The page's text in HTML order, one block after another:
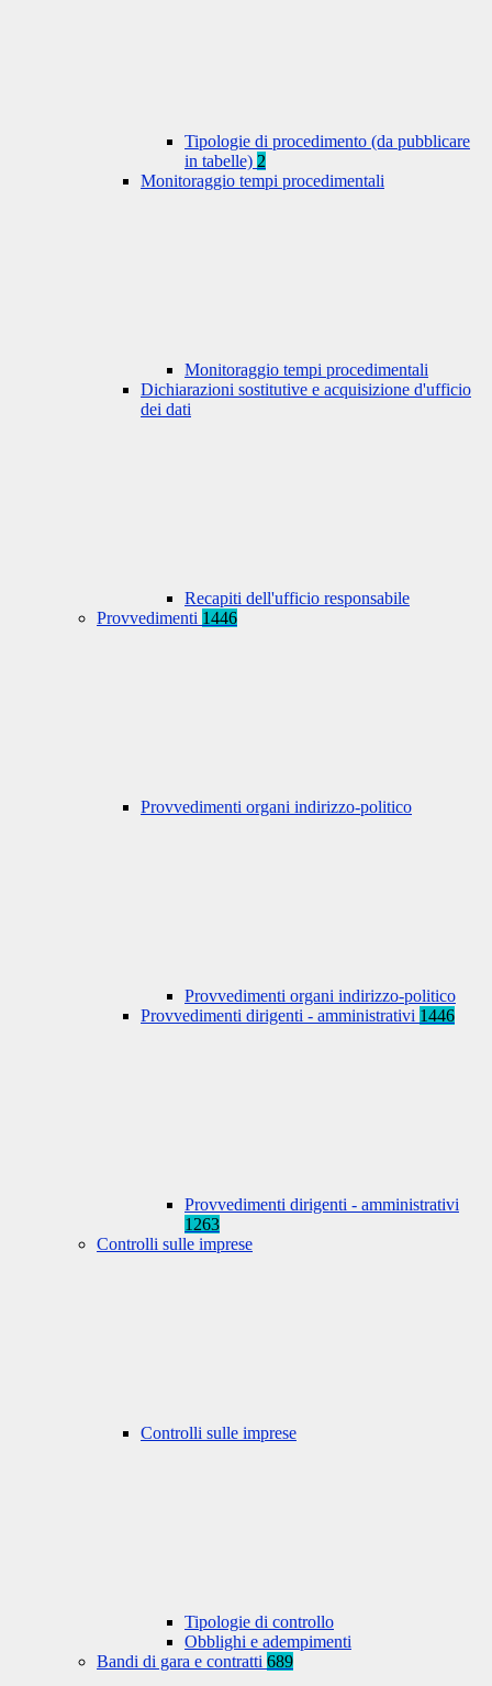
Tipologie di procedimento (da pubblicare
in tabelle) 2
Monitoraggio tempi procedimentali
Monitoraggio tempi procedimentali
Dichiarazioni sostitutive e acquisizione d'ufficio
dei dati
Recapiti dell'ufficio responsabile
Provvedimenti 1446
Provvedimenti organi indirizzo-politico
Provvedimenti organi indirizzo-politico
Provvedimenti dirigenti - amministrativi 1446
Provvedimenti dirigenti - amministrativi
1263
Controlli sulle imprese
Controlli sulle imprese
Tipologie di controllo
Obblighi e adempimenti
Bandi di gara e contratti 689